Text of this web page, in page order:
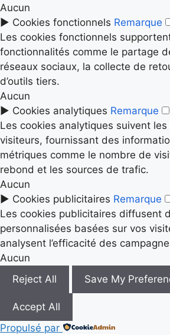
Aucun
► Cookies fonctionnels Remarque
Les cookies fonctionnels
fonctionnalités comme le partage
réseaux sociaux, la collecte de
d’outils tiers.
Aucun
► Cookies analytiques Remarque
Les cookies analytiques suivent
visiteurs, fournissant des
métriques comme le nombre de
rebond et les sources de trafic.
Aucun
► Cookies publicitaires Remarque
Les cookies publicitaires diffusent
personnalisées basées sur vos
analysent l’efficacité des
Aucun
Reject All
Save My
Accept All
Propulsé par